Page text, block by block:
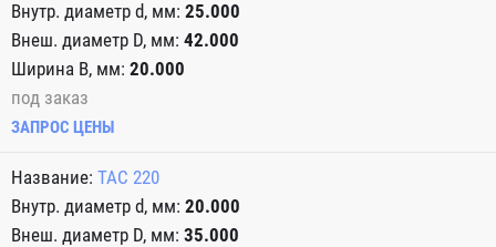
25.000
42.000
20.000
под заказ
ЗАПРОС ЦЕНЫ
TAC 220
20.000
35.000